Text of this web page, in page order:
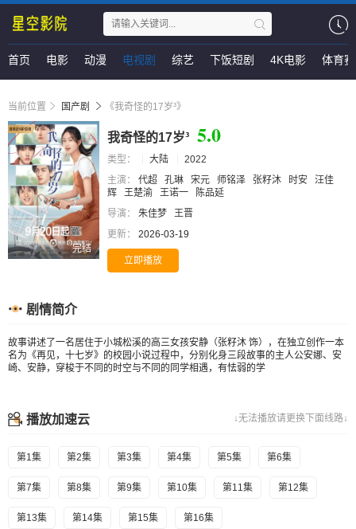
首页 电影 动漫 电视剧 综艺 下饭短剧 4K电影 体育
当前位置 国产剧 《我奇怪的17岁³》
完结
我奇怪的17岁³ 5.0
类型： 大陆
2022
主演：
代超 孔琳 宋元 师铭泽 张籽沐 时安
汪佳
辉
王楚渝 王诺一
陈品延
导演：
朱佳梦
王晋
更新：
2026-03-19
立即播放
剧情简介
故事讲述了一名居住于小城松溪的高三女孩安静（张籽沐 饰），在独立创作一本
名为《再见，十七岁》的校园小说过程中，分别化身三段故事的主人公安娜、安
崎、安静，穿梭于不同的时空与不同的同学相遇，有怯弱的学
↓无法播放请更换下面线路↓
播放加速云
第1集 第2集 第3集 第4集 第5集 第6集
第7集 第8集 第9集 第10集 第11集 第12集
第13集 第14集 第15集 第16集